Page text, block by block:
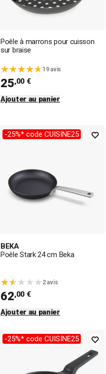
Poêle à marrons pour cuisson
sur braise
19 avis
25,00 €
Ajouter au panier
-25%* code CUISINE25
BEKA
Poêle Stark 24 cm Beka
2 avis
62,00 €
Ajouter au panier
-25%* code CUISINE25